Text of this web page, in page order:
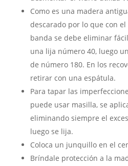
Como es una madera
descarado por lo que con
banda se debe eliminar
una lija número 40, luego
de número 180. En los
retirar con una espátula.
Para tapar las
puede usar masilla, se
eliminando siempre el
luego se lija.
Coloca un junquillo en el
Bríndale protección a la